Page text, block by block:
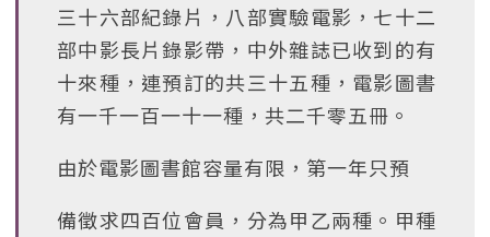
三十六部紀錄片，八部實驗電影，七十二
部中影長片錄影帶，中外雜誌已收到的有
十來種，連預訂的共三十五種，電影圖書
有一千一百一十一種，共二千零五冊。
由於電影圖書館容量有限，第一年只預
備徵求四百位會員，分為甲乙兩種。甲種